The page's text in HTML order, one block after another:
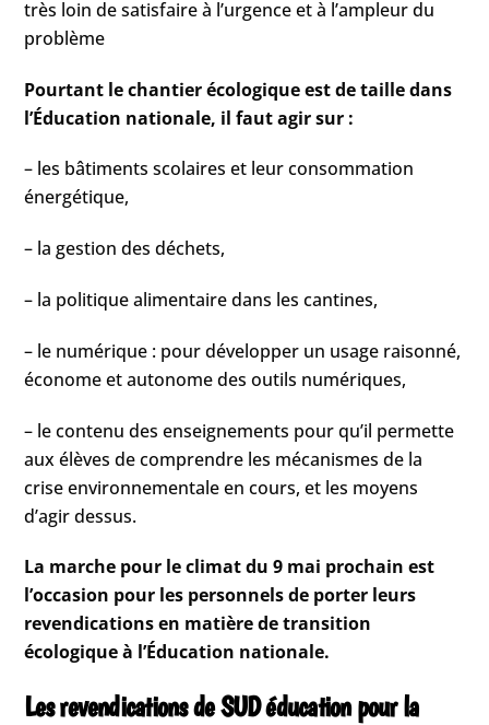
très loin de satisfaire à l’urgence et à l’ampleur du
problème
Pourtant le chantier écologique est de taille dans
l’Éducation nationale, il faut agir sur :
– les bâtiments scolaires et leur consommation
énergétique,
– la gestion des déchets,
– la politique alimentaire dans les cantines,
– le numérique : pour développer un usage raisonné,
économe et autonome des outils numériques,
– le contenu des enseignements pour qu’il permette
aux élèves de comprendre les mécanismes de la
crise environnementale en cours, et les moyens
d’agir dessus.
La marche pour le climat du 9 mai prochain est
l’occasion pour les personnels de porter leurs
revendications en matière de transition
écologique à l’Éducation nationale.
Les revendications de SUD éducation pour la